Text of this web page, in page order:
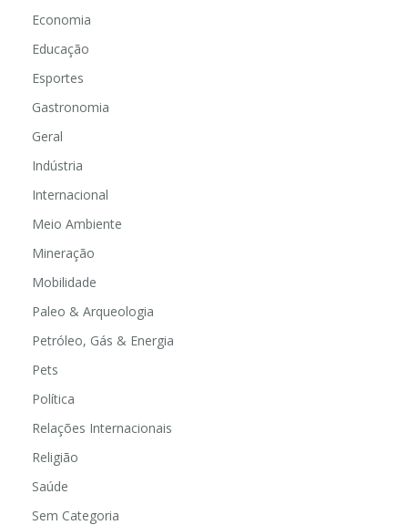
Economia
Educação
Esportes
Gastronomia
Geral
Indústria
Internacional
Meio Ambiente
Mineração
Mobilidade
Paleo & Arqueologia
Petróleo, Gás & Energia
Pets
Política
Relações Internacionais
Religião
Saúde
Sem Categoria